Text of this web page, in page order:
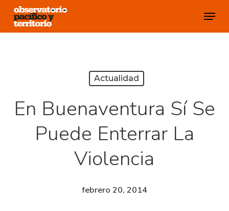
Skip
Menu
Actualidad
En Buenaventura Sí Se
Puede Enterrar La
Violencia
febrero 20, 2014
Close